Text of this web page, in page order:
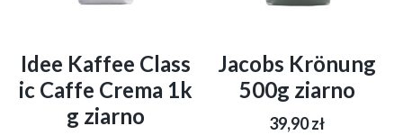
Idee Kaffee Class
ic Caffe Crema 1k
g ziarno
Jacobs Krönung
500g ziarno
39,90zł